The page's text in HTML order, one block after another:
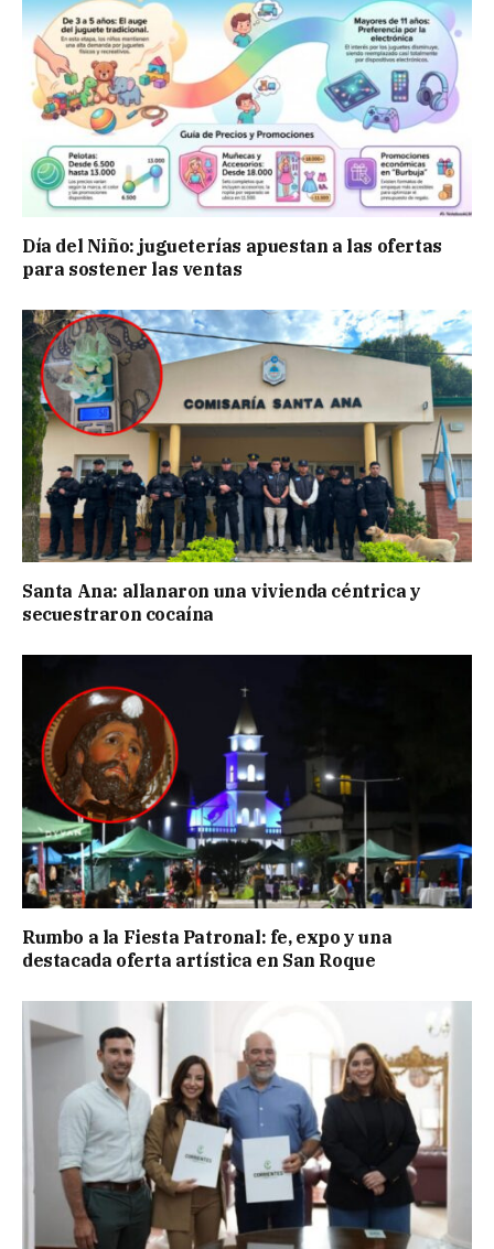
Día del Niño: jugueterías apuestan a las ofertas
para sostener las ventas
Santa Ana: allanaron una vivienda céntrica y
secuestraron cocaína
Rumbo a la Fiesta Patronal: fe, expo y una
destacada oferta artística en San Roque